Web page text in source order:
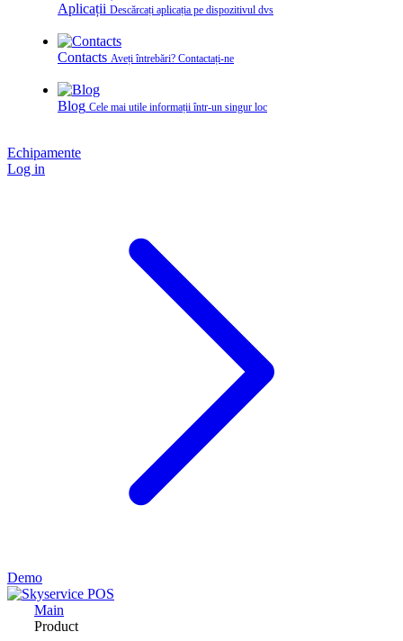
Aplicații Descărcați aplicația pe dispozitivul dvs
Contacts Aveți întrebări? Contactați‑ne
Blog Cele mai utile informații într-un singur loc
Echipamente
Log in
Demo
Main
Product